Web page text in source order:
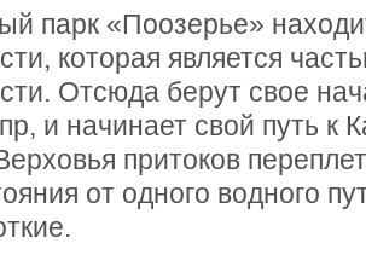
парк «Поозерье»
которая является
Отсюда берут свое
и начинает свой путь к
притоков
от одного водного